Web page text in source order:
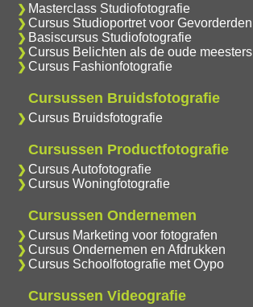
Masterclass Studiofotografie
Cursus Studioportret voor Gevorderden
Basiscursus Studiofotografie
Cursus Belichten als de oude meesters
Cursus Fashionfotografie
Cursussen Bruidsfotografie
Cursus Bruidsfotografie
Cursussen Productfotografie
Cursus Autofotografie
Cursus Woningfotografie
Cursussen Ondernemen
Cursus Marketing voor fotografen
Cursus Ondernemen en Afdrukken
Cursus Schoolfotografie met Oypo
Cursussen Videografie